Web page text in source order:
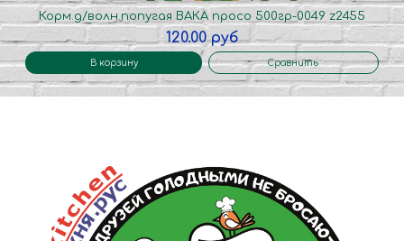
Корм.д/волн.попугая ВАКА просо 500гр-0049 z2455
120.00 руб
В корзину Сравнить